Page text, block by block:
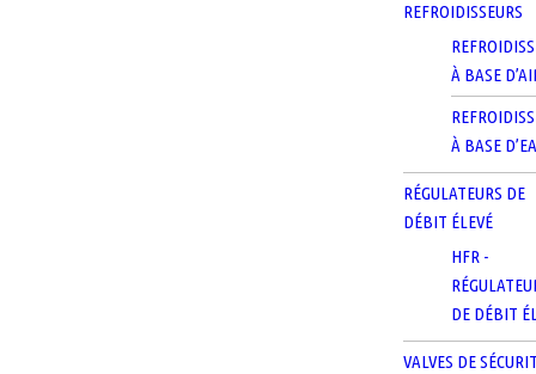
REFROIDISSEURS
À BASE
À BASE
RÉGULATEURS DE
DÉBIT ÉLEVÉ
HFR -
DE DÉBIT
VALVES DE